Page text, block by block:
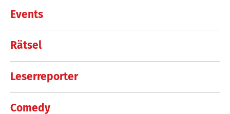
Events
Rätsel
Leserreporter
Comedy